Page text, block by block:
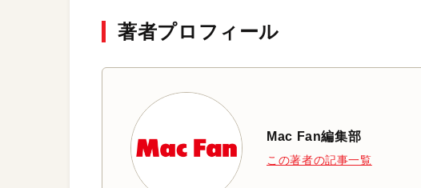
著者プロフィール
Mac Fan編集部
この著者の記事一覧